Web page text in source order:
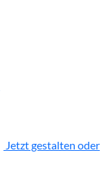
Jetzt gestalten oder